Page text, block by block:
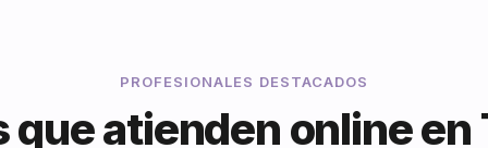
PROFESIONALES DESTACADOS
que atienden online en